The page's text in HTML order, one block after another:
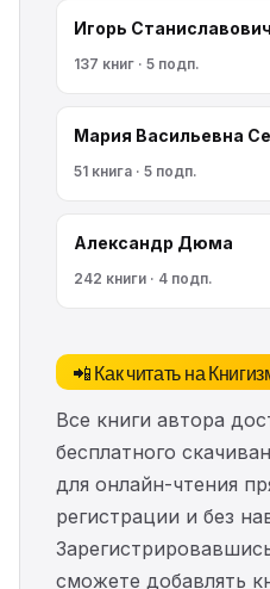
Игорь
137 книг · 5 подп.
Мария Васильевна
51 книга · 5 подп.
Александр Дюма
242 книги · 4 подп.
📲 Как читать на
Все книги автора
бесплатного
для онлайн-чтения
регистрации и без
сможете добавлять